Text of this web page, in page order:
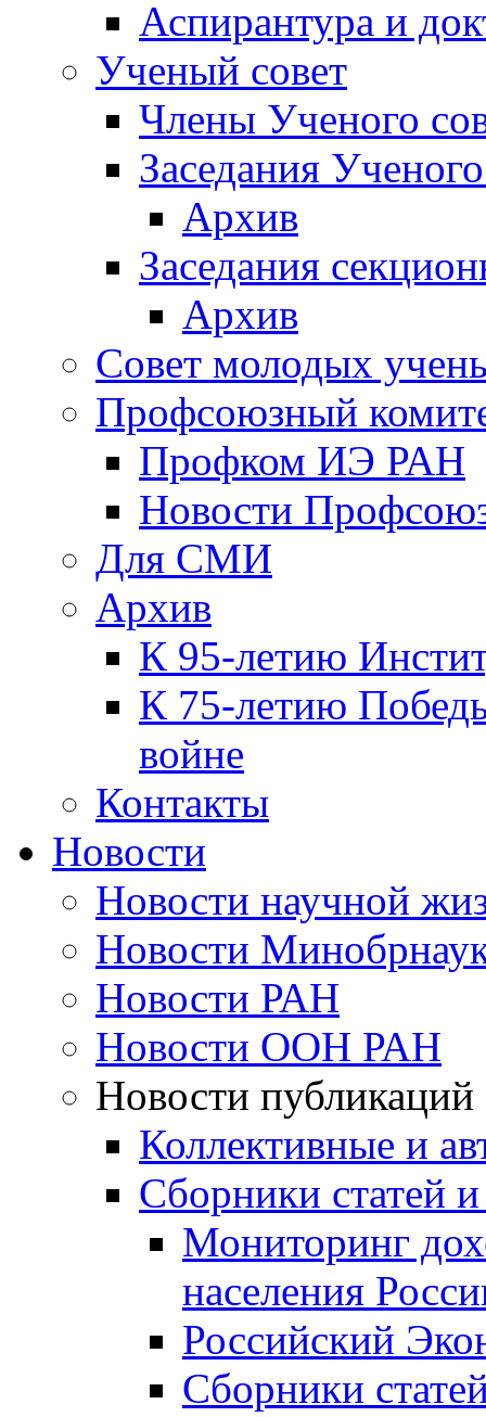
Аспирантура и
Ученый совет
Члены Ученого
Заседания
Архив
Заседания
Архив
Совет молодых
Профсоюзный
Профком ИЭ РАН
Новости
Для СМИ
Архив
К 95-летию
К 75-летию
войне
Контакты
Новости
Новости научной
Новости
Новости РАН
Новости ООН РАН
Новости публикаций
Коллективные и
Сборники статей
Мониторинг
населения
Российский
Сборники